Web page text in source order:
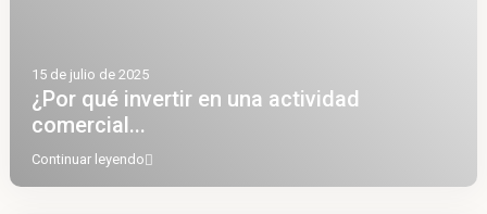
15 de julio de 2025
¿Por qué invertir en una actividad
comercial...
Continuar leyendo